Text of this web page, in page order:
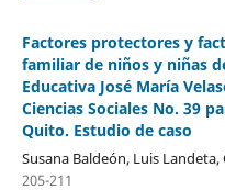
Factores protectores y
familiar de niños y niñas
Educativa José María
Ciencias Sociales No. 39
Quito. Estudio de caso
Susana Baldeón, Luis Landeta,
205-211